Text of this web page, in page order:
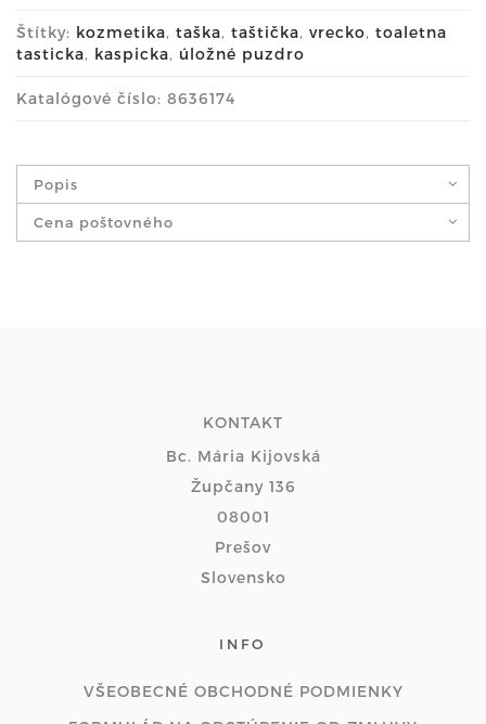
Štítky: kozmetika, taška, taštička, vrecko, toaletna
tasticka, kaspicka, úložné puzdro
Katalógové číslo: 8636174
Popis
Cena poštovného
KONTAKT
Bc. Mária Kijovská
Župčany 136
08001
Prešov
Slovensko
INFO
VŠEOBECNÉ OBCHODNÉ PODMIENKY